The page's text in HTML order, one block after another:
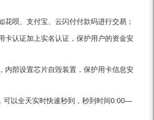
花呗、支付宝、云闪付付款码进行交易；
卡认证加上实名认证，保护用户的资金安
内部设置芯片自毁装置，保护用卡信息安
可以全天实时快速秒到，秒到时间0:00—